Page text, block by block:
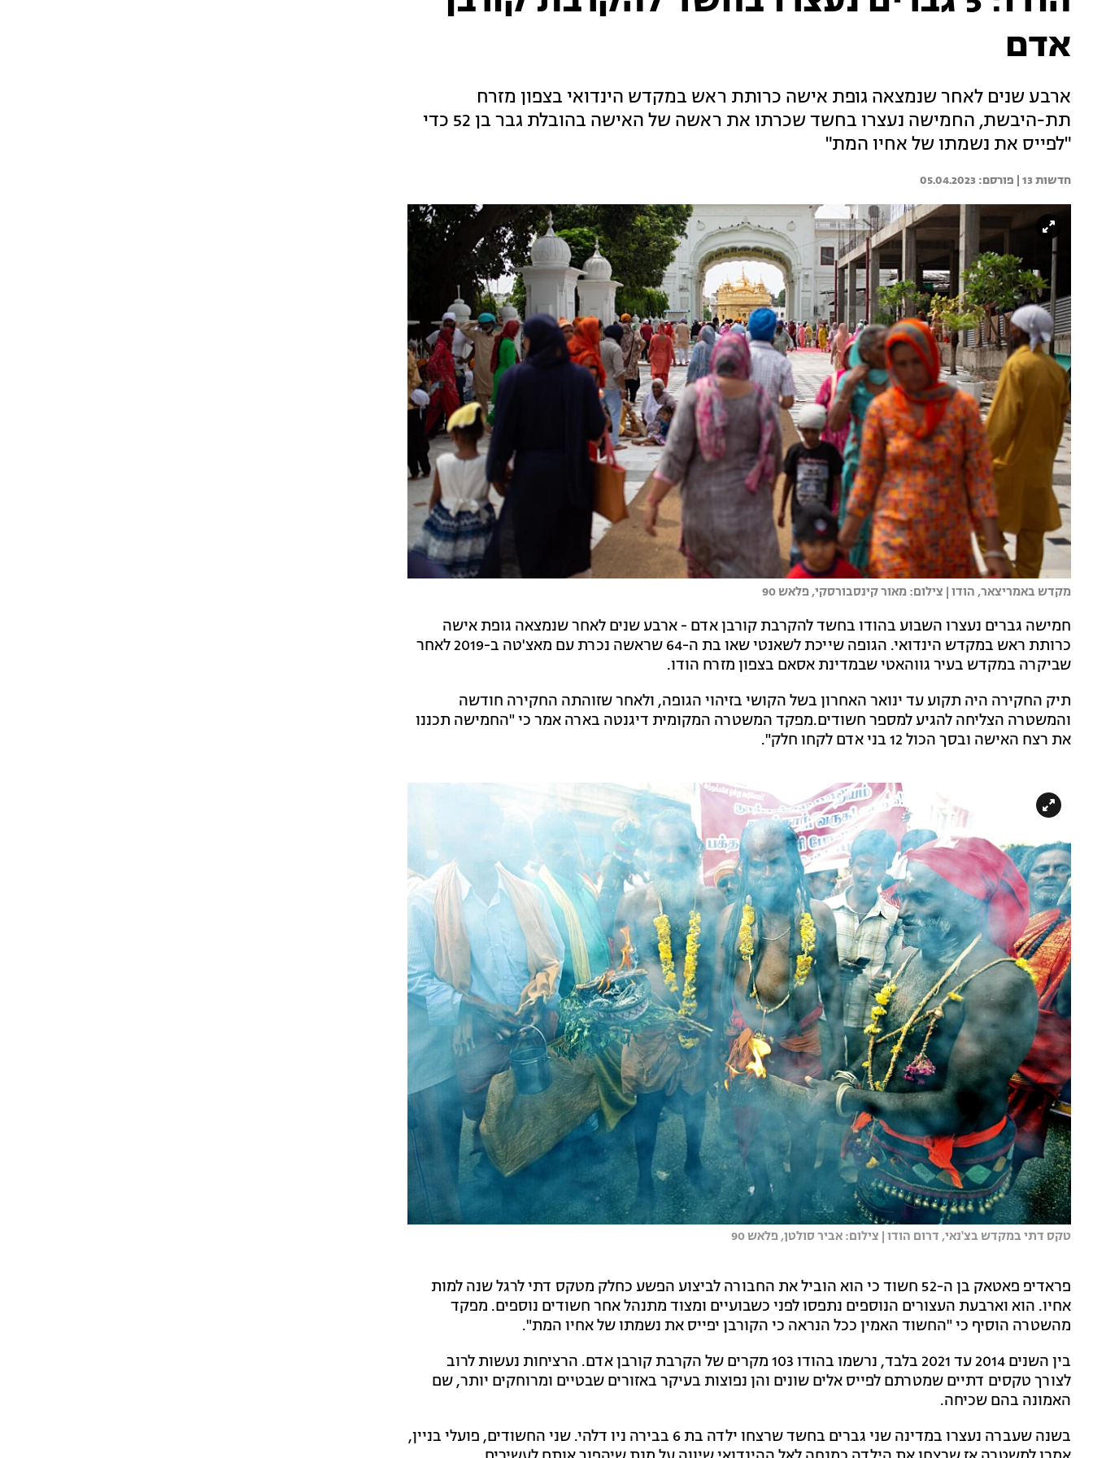
אדם
ארבע שנים לאחר שנמצאה גופת אישה כרותת ראש במקדש הינדואי בצפון מזרח
תת-היבשת, החמישה נעצרו בחשד שכרתו את ראשה של האישה בהובלת גבר בן 52 כדי
"לפייס את נשמתו של אחיו המת"
חדשות 13 | 05.04.2023
מקדש באמריצאר, הודו | צילום: מאור קינסבורסקי, פלאש 90
חמישה גברים נעצרו השבוע בהודו בחשד להקרבת קורבן אדם - ארבע שנים לאחר שנמצאה גופת אישה
כרותת ראש במקדש הינדואי. הגופה שייכת לשאנטי שאו בת ה-64 שראשה נכרת עם מאצ'טה ב-2019 לאחר
שביקרה במקדש בעיר גווהאטי שבמדינת אסאם בצפון מזרח הודו.
תיק החקירה היה תקוע עד ינואר האחרון בשל הקושי בזיהוי הגופה, ולאחר שזוהתה החקירה חודשה
והמשטרה הצליחה להגיע למספר חשודים.מפקד המשטרה המקומית דיגנטה בארה אמר כי "החמישה תכננו
את רצח האישה ובסך הכול 12 בני אדם לקחו חלק".
טקס דתי במקדש בצ'נאי, דרום הודו | צילום: אביר סולטן, פלאש 90
פראדיפ פאטאק בן ה-52 חשוד כי הוא הוביל את החבורה לביצוע הפשע כחלק מטקס דתי לרגל שנה למות
אחיו. הוא וארבעת העצורים הנוספים נתפסו לפני כשבועיים ומצוד מתנהל אחר חשודים נוספים. מפקד
מהשטרה הוסיף כי "החשוד האמין ככל הנראה כי הקורבן יפייס את נשמתו של אחיו המת".
בין השנים 2014 עד 2021 בלבד, נרשמו בהודו 103 מקרים של הקרבת קורבן אדם. הרציחות נעשות לרוב
לצורך טקסים דתיים שמטרתם לפייס אלים שונים והן נפוצות בעיקר באזורים שבטיים ומרוחקים יותר, שם
האמונה בהם שכיחה.
בשנה שעברה נעצרו במדינה שני גברים בחשד שרצחו ילדה בת 6 בבירה ניו דלהי. שני החשודים, פועלי בניין,